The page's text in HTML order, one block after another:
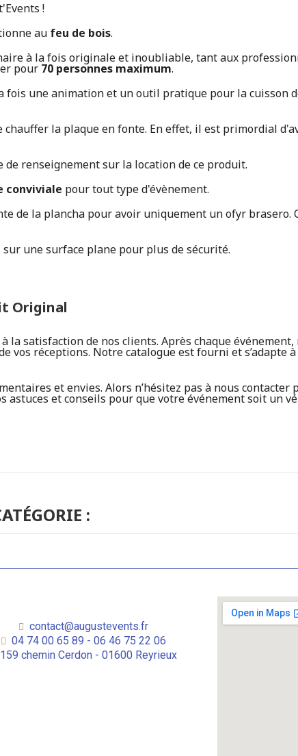
!
au feu de bois.
à la fois originale et inoubliable, tant aux
pour 70 personnes maximum.
une animation et un outil pratique pour la cuisson
la plaque en fonte. En effet, il est primordial
renseignement sur la location de ce produit.
conviviale pour tout type d'évènement.
de la plancha pour avoir uniquement un ofyr brasero.
une surface plane pour plus de sécurité.
Original
la satisfaction de nos clients. Après chaque
réceptions. Notre catalogue est fourni et s’adapte à
et envies. Alors n’hésitez pas à nous
et conseils pour que votre événement soit un
:
contact@augustevents.fr
04 74 00 65 89 - 06 46 75 22 06
159 chemin Cerdon - 01600 Reyrieux